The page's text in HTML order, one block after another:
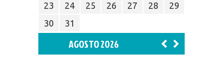
23
24 25 26 27 28
29
30
31
AGOSTO 2026